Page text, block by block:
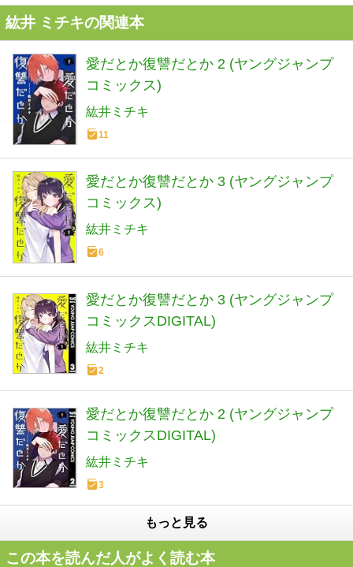
紘井 ミチキの関連本
愛だとか復讐だとか 2 (ヤングジャンプ
コミックス)
紘井ミチキ
11
愛だとか復讐だとか 3 (ヤングジャンプ
コミックス)
紘井ミチキ
6
愛だとか復讐だとか 3 (ヤングジャンプ
コミックスDIGITAL)
紘井ミチキ
2
愛だとか復讐だとか 2 (ヤングジャンプ
コミックスDIGITAL)
紘井ミチキ
3
もっと見る
この本を読んだ人がよく読む本